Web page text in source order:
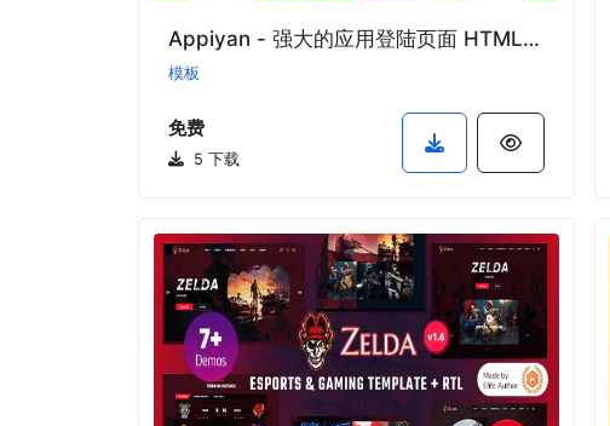
Appiyan - 强大的应用登陆页面 HTML 模板
模板
免费
5 下载